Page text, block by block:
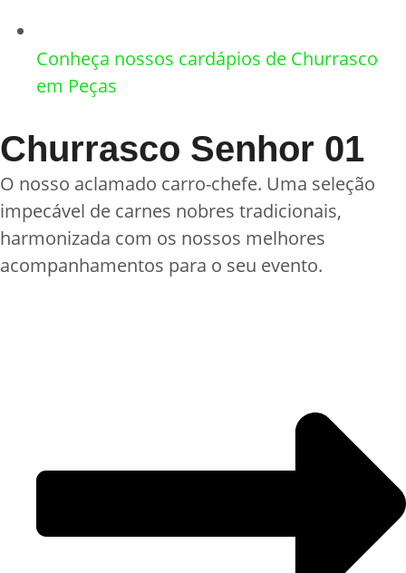
Conheça nossos cardápios de Churrasco
em Peças
Churrasco Senhor 01
O nosso aclamado carro-chefe. Uma seleção
impecável de carnes nobres tradicionais,
harmonizada com os nossos melhores
acompanhamentos para o seu evento.